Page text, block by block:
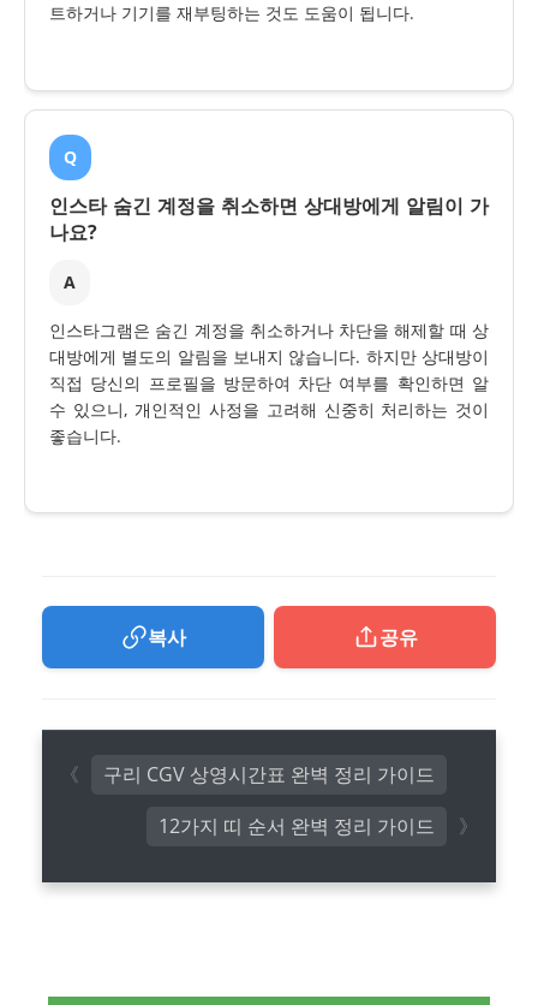
트하거나 기기를 재부팅하는 것도 도움이 됩니다.
Q
인스타 숨긴 계정을 취소하면 상대방에게 알림이 가
나요?
A
인스타그램은 숨긴 계정을 취소하거나 차단을 해제할 때 상
대방에게 별도의 알림을 보내지 않습니다. 하지만 상대방이
직접 당신의 프로필을 방문하여 차단 여부를 확인하면 알
수 있으니, 개인적인 사정을 고려해 신중히 처리하는 것이
좋습니다.
복사 공유
12가지 띠 순서 완벽 정리 가이드
구리 CGV 상영시간표 완벽 정리 가이드